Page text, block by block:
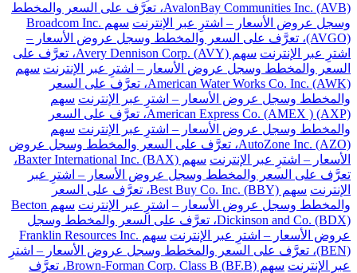
AvalonBay Communities Inc. (AVB)، تعرَّف على السعر والمخطط
وسجل عروض الأسعار – اشترِ عبر الإنترنت
سهم Broadcom Inc.
(AVGO)، تعرَّف على السعر والمخطط وسجل عروض الأسعار –
اشترِ عبر الإنترنت
سهم Avery Dennison Corp. (AVY)، تعرَّف على
السعر والمخطط وسجل عروض الأسعار – اشترِ عبر الإنترنت سهم
American Water Works Co. Inc. (AWK)، تعرَّف على السعر
والمخطط وسجل عروض الأسعار – اشترِ عبر الإنترنت سهم
American Express Co. (AMEX ) (AXP)، تعرَّف على السعر
والمخطط وسجل عروض الأسعار – اشترِ عبر الإنترنت سهم
AutoZone Inc. (AZO)، تعرَّف على السعر والمخطط وسجل عروض
الأسعار – اشترِ عبر الإنترنت
سهم Baxter International Inc. (BAX)،
تعرَّف على السعر والمخطط وسجل عروض الأسعار – اشترِ عبر
الإنترنت
سهم Best Buy Co. Inc. (BBY)، تعرَّف على السعر
والمخطط وسجل عروض الأسعار – اشترِ عبر الإنترنت
سهم Becton
Dickinson and Co. (BDX)، تعرَّف على السعر والمخطط وسجل
عروض الأسعار – اشترِ عبر الإنترنت
سهم Franklin Resources Inc.
(BEN)، تعرَّف على السعر والمخطط وسجل عروض الأسعار – اشترِ
عبر الإنترنت
سهم Brown-Forman Corp. Class B (BF.B)، تعرَّف